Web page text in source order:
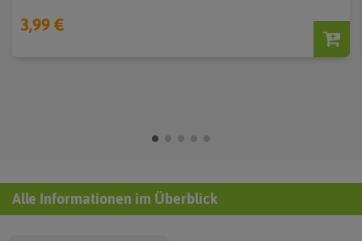
3,99 €
Alle Informationen im Überblick